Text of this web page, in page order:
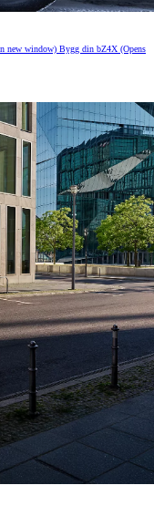
new window) Bygg din bZ4X (Opens